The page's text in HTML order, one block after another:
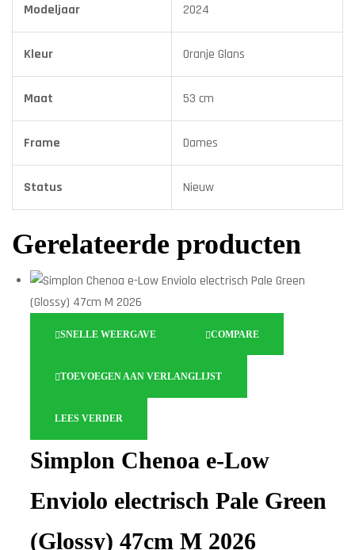
Modeljaar 2024
Kleur Oranje Glans
Maat 53 cm
Frame Dames
Status Nieuw
Gerelateerde producten
SNELLE WEERGAVE COMPARE
TOEVOEGEN AAN VERLANGLIJST
LEES VERDER
Simplon Chenoa e-Low
Enviolo electrisch Pale Green
(Glossy) 47cm M 2026